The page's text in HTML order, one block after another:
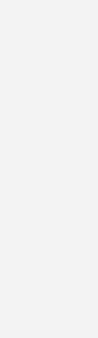
zur Wärme und
auf
mit
Nebenbei
Oder
sollen, sind
Mittel. Hier
U-Boot-
der
und von einigen
extrem teuer. So